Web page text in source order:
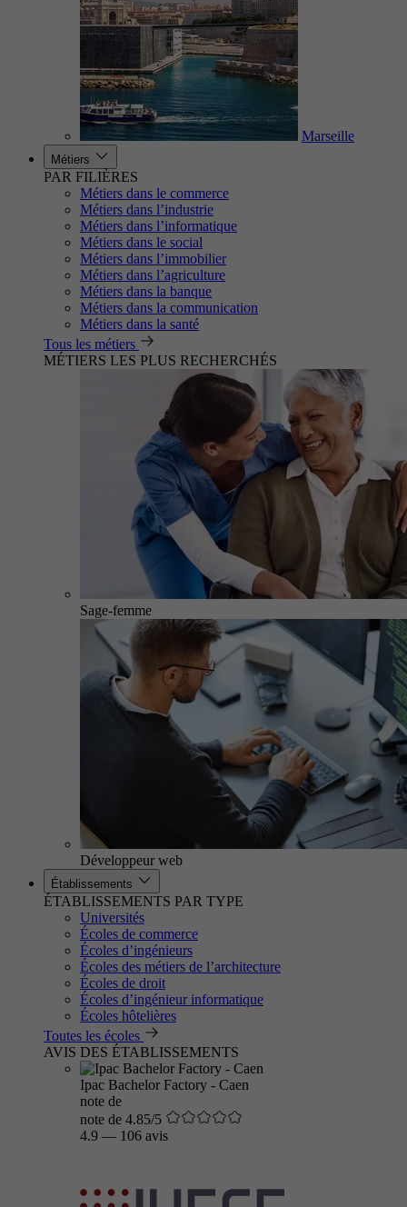
Marseille
Métiers
PAR FILIÈRES
Métiers dans le commerce
Métiers dans l’industrie
Métiers dans l’informatique
Métiers dans le social
Métiers dans l’immobilier
Métiers dans l’agriculture
Métiers dans la banque
Métiers dans la communication
Métiers dans la santé
Tous les métiers
MÉTIERS LES PLUS RECHERCHÉS
Sage-femme
Développeur web
Établissements
ÉTABLISSEMENTS PAR TYPE
Universités
Écoles de commerce
Écoles d’ingénieurs
Écoles des métiers de l’architecture
Écoles de droit
Écoles d’ingénieur informatique
Écoles hôtelières
Toutes les écoles
AVIS DES ÉTABLISSEMENTS
Ipac Bachelor Factory - Caen
note de
note de 4.85/5
4.9 — 106 avis